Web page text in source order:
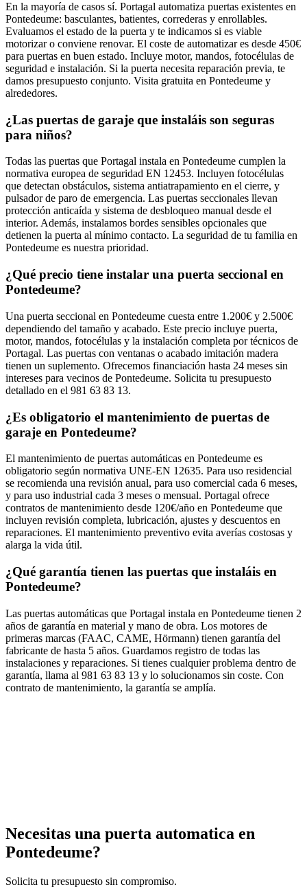
En la mayoría de casos sí. Portagal automatiza puertas existentes en
Pontedeume: basculantes, batientes, correderas y enrollables.
Evaluamos el estado de la puerta y te indicamos si es viable
motorizar o conviene renovar. El coste de automatizar es desde 450€
para puertas en buen estado. Incluye motor, mandos, fotocélulas de
seguridad e instalación. Si la puerta necesita reparación previa, te
damos presupuesto conjunto. Visita gratuita en Pontedeume y
alrededores.
¿Las puertas de garaje que instaláis son seguras
para niños?
Todas las puertas que Portagal instala en Pontedeume cumplen la
normativa europea de seguridad EN 12453. Incluyen fotocélulas
que detectan obstáculos, sistema antiatrapamiento en el cierre, y
pulsador de paro de emergencia. Las puertas seccionales llevan
protección anticaída y sistema de desbloqueo manual desde el
interior. Además, instalamos bordes sensibles opcionales que
detienen la puerta al mínimo contacto. La seguridad de tu familia en
Pontedeume es nuestra prioridad.
¿Qué precio tiene instalar una puerta seccional en
Pontedeume?
Una puerta seccional en Pontedeume cuesta entre 1.200€ y 2.500€
dependiendo del tamaño y acabado. Este precio incluye puerta,
motor, mandos, fotocélulas y la instalación completa por técnicos de
Portagal. Las puertas con ventanas o acabado imitación madera
tienen un suplemento. Ofrecemos financiación hasta 24 meses sin
intereses para vecinos de Pontedeume. Solicita tu presupuesto
detallado en el 981 63 83 13.
¿Es obligatorio el mantenimiento de puertas de
garaje en Pontedeume?
El mantenimiento de puertas automáticas en Pontedeume es
obligatorio según normativa UNE-EN 12635. Para uso residencial
se recomienda una revisión anual, para uso comercial cada 6 meses,
y para uso industrial cada 3 meses o mensual. Portagal ofrece
contratos de mantenimiento desde 120€/año en Pontedeume que
incluyen revisión completa, lubricación, ajustes y descuentos en
reparaciones. El mantenimiento preventivo evita averías costosas y
alarga la vida útil.
¿Qué garantía tienen las puertas que instaláis en
Pontedeume?
Las puertas automáticas que Portagal instala en Pontedeume tienen 2
años de garantía en material y mano de obra. Los motores de
primeras marcas (FAAC, CAME, Hörmann) tienen garantía del
fabricante de hasta 5 años. Guardamos registro de todas las
instalaciones y reparaciones. Si tienes cualquier problema dentro de
garantía, llama al 981 63 83 13 y lo solucionamos sin coste. Con
contrato de mantenimiento, la garantía se amplía.
Necesitas una puerta automatica en
Pontedeume?
Solicita tu presupuesto sin compromiso.